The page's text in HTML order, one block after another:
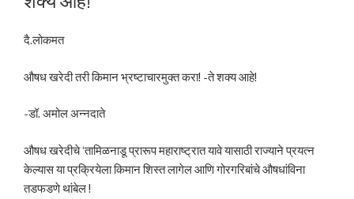
दै.लोकमत
औषध खरेदी तरी किमान भ्रष्टाचारमुक्त करा! -ते शक्य आहे!
-डॉ. अमोल अन्नदाते
औषध खरेदीचे ‘तामिळनाडू प्रारूप महाराष्ट्रात यावे यासाठी राज्याने प्रयत्न
केल्यास या प्रक्रियेला किमान शिस्त लागेल आणि गोरगरिबांचे औषधांविना
तडफडणे थांबेल !